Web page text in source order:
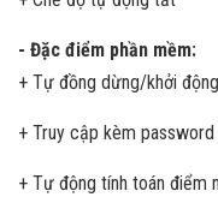
- Đặc điểm phần mềm:
+ Tự đồng dừng/khởi động
+ Truy cập kèm
+ Tự động tính toán điểm